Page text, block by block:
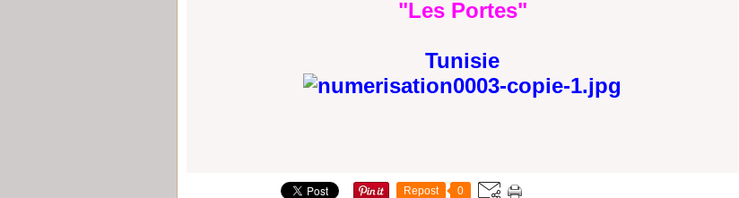
"Les Portes"
Tunisie
Repost 0